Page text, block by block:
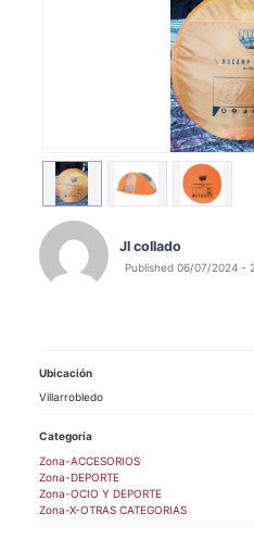
Jl collado
Published 06/07/2024 -
Ubicación
Villarrobledo
Categoría
Zona-ACCESORIOS
Zona-DEPORTE
Zona-OCIO Y DEPORTE
Zona-X-OTRAS CATEGORIAS